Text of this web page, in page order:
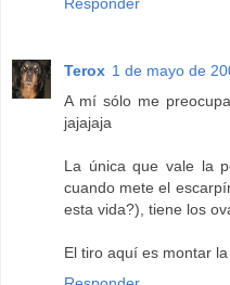
Terox 1 de mayo de
A mí sólo me
jajajaja
La única que vale la
cuando mete el
esta vida?), tiene los
El tiro aquí es montar